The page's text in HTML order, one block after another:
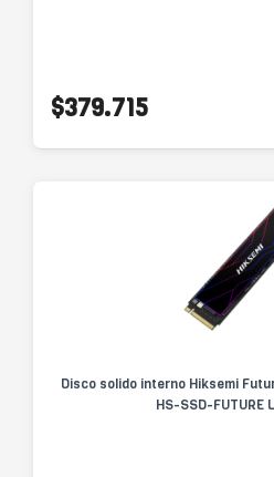
$379.715
Disco solido interno Hiksemi
HS-SSD-FUTURE